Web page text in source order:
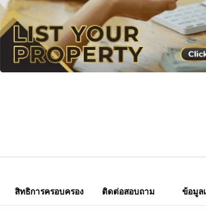
สิทธิการครอบครอง ติดต่อสอบถาม ข้อมูล